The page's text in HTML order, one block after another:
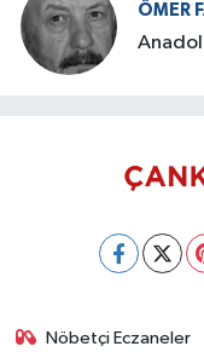
ÖMER
Nöbetçi Eczaneler